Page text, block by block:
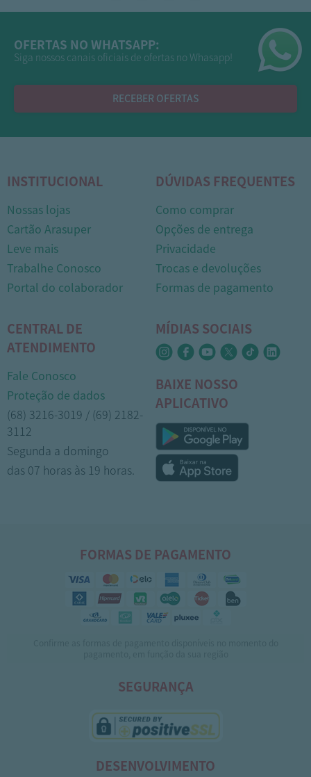
OFERTAS NO WHATSAPP:
Siga nossos canais oficiais de ofertas no Whasapp!
RECEBER OFERTAS
INSTITUCIONAL
Nossas lojas
Cartão Arasuper
Leve mais
Trabalhe Conosco
Portal do colaborador
DÚVIDAS FREQUENTES
Como comprar
Opções de entrega
Privacidade
Trocas e devoluções
Formas de pagamento
CENTRAL DE
ATENDIMENTO
Fale Conosco
Proteção de dados
(68) 3216-3019 / (69) 2182-
3112
Segunda a domingo
das 07 horas às 19 horas.
MÍDIAS SOCIAIS
BAIXE NOSSO
APLICATIVO
FORMAS DE PAGAMENTO
SEGURANÇA
DESENVOLVIMENTO